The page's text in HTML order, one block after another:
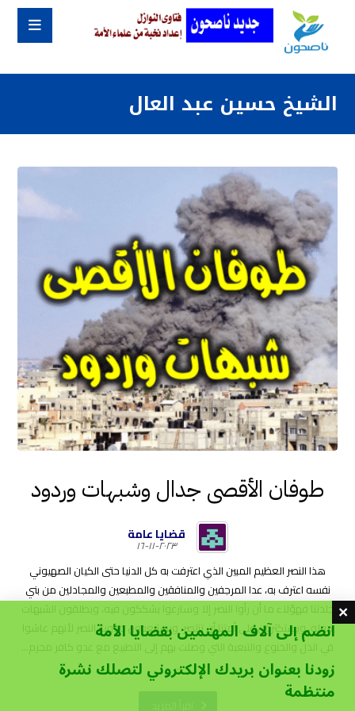
الشيخ حسين عبد العال
طوفان الأقصى جدال وشبهات وردود
قضايا عامة
٢٠٢٣-١١-١٦
هذا النصر العظيم المبين الذي اعترفت به كل الدنيا حتى الكيان الصهيوني
نفسه اعترف به، عدا المرجفين والمنافقين والمطبعين والمجادلين من بني
جلدتنا فهؤلاء ما أن رأوا النصر إلا وسارعوا يشككون فيه، ويطلقون الشبهات
حوله، ويستكثرون على أمتنا أن تنتصر، ويستبعدون حدوث النصر لأنهم عاشوا
في الذل والخنوع والتبعية التي وصلت بهم إلى التطبيع مع عدو كافر مجرم...
...
انضم إلى آلاف المهتمين بقضايا الأمة
زودنا بعنوان بريدك الإلكتروني لتصلك نشرة
منتظمة